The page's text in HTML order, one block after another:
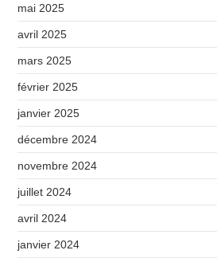
mai 2025
avril 2025
mars 2025
février 2025
janvier 2025
décembre 2024
novembre 2024
juillet 2024
avril 2024
janvier 2024